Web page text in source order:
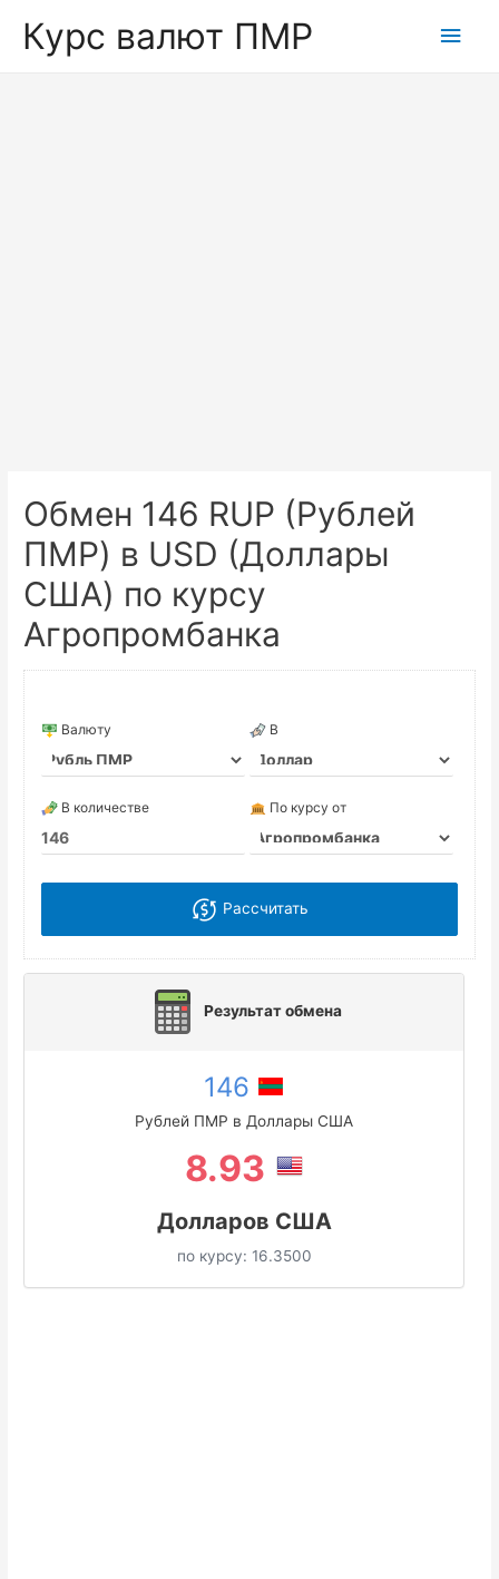
Курс валют ПМР
Обмен 146 RUP (Рублей
ПМР) в USD (Доллары
США) по курсу
Агропромбанка
Валюту В
В количестве По курсу от
Рассчитать
Результат обмена
146
Рублей ПМР в Доллары США
8.93
Долларов США
по курсу: 16.3500